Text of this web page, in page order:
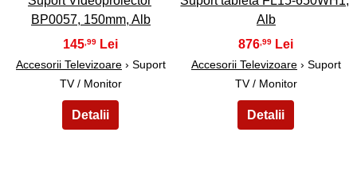
BP0057, 150mm, Alb
145,99
Accesorii Televizoare› Suport
TV / Monitor
Alb
876,99
Accesorii Televizoare› Suport
TV / Monitor